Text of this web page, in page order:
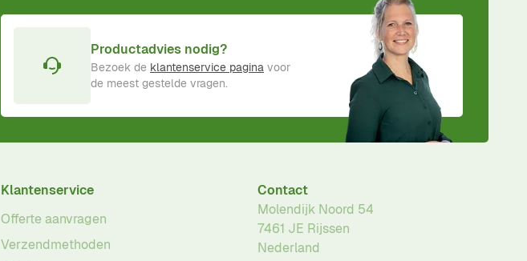
Productadvies nodig?
Bezoek de klantenservice pagina voor
de meest gestelde vragen.
Klantenservice
Offerte aanvragen
Verzendmethoden
Contact
Molendijk Noord 54
7461 JE Rijssen
Nederland